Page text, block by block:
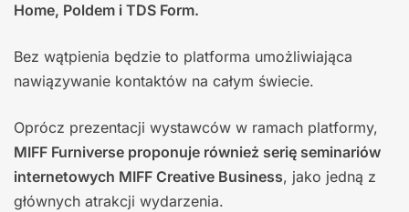
Home, Poldem i TDS Form.
Bez wątpienia będzie to platforma umożliwiająca
nawiązywanie kontaktów na całym świecie.
Oprócz prezentacji wystawców w ramach platformy,
MIFF Furniverse proponuje również serię seminariów
internetowych MIFF Creative Business, jako jedną z
głównych atrakcji wydarzenia.